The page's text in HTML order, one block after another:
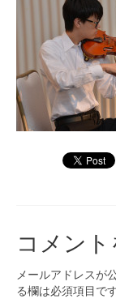
九大フィルと
九大フィル
ご寄付のお
演奏会の歴史
コメン
メールアドレスが
る欄は必須項目で